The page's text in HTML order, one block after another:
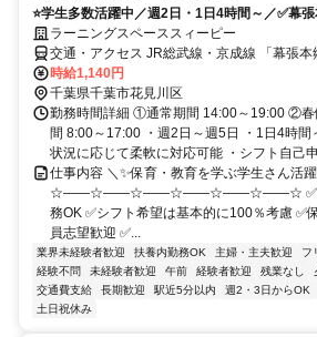
⭐学生多数活躍中／週2日・1日4時間～／✅幕
ラーニングスペーススィーピー
交通・アクセス JR総武線・京成線 「幕張
時給1,140円
千葉県千葉市花見川区
勤務時間詳細 ①通常期間 14:00～19:00 ②春
間 8:00～17:00 ・週2日～週5日 ・1日4時間
状況に応じて柔軟に対応可能 ・シフト自己
仕事内容 ＼✨保育・教育を学ぶ学生さん活躍
☆――☆――☆――☆――☆――☆――☆ ✅週2
務OK ✅シフト希望は基本的に100％考慮 ✅
員志望歓迎 ✅...
業界未経験者歓迎 扶養内勤務OK 主婦・主夫歓迎 フ
経験不問
未経験者歓迎 午前 経験者歓迎 残業なし
交通費支給
長期歓迎 駅近5分以内 週2・3日からOK
土日祝休み